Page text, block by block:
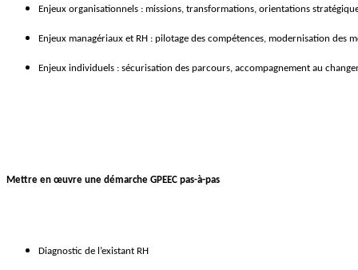
Enjeux organisationnels : missions, transformations, orientations
Enjeux managériaux et RH : pilotage des compétences, modernisation des
Enjeux individuels : sécurisation des parcours, accompagnement au
Mettre en œuvre une démarche GPEEC pas-à-pas
Diagnostic de l’existant RH